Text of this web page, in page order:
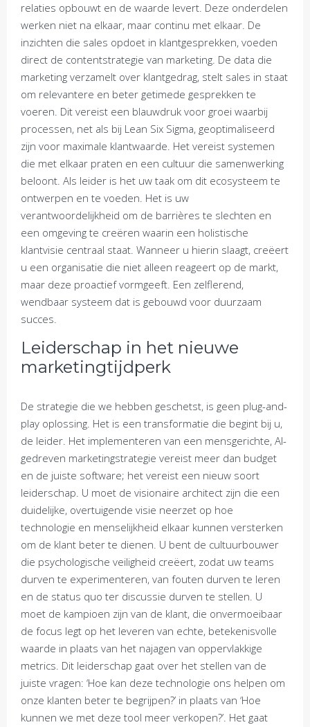
relaties opbouwt en de waarde levert. Deze onderdelen
werken niet na elkaar, maar continu met elkaar. De
inzichten die sales opdoet in klantgesprekken, voeden
direct de contentstrategie van marketing. De data die
marketing verzamelt over klantgedrag, stelt sales in staat
om relevantere en beter getimede gesprekken te
voeren. Dit vereist een blauwdruk voor groei waarbij
processen, net als bij Lean Six Sigma, geoptimaliseerd
zijn voor maximale klantwaarde. Het vereist systemen
die met elkaar praten en een cultuur die samenwerking
beloont. Als leider is het uw taak om dit ecosysteem te
ontwerpen en te voeden. Het is uw
verantwoordelijkheid om de barrières te slechten en
een omgeving te creëren waarin een holistische
klantvisie centraal staat. Wanneer u hierin slaagt, creëert
u een organisatie die niet alleen reageert op de markt,
maar deze proactief vormgeeft. Een zelflerend,
wendbaar systeem dat is gebouwd voor duurzaam
succes.
Leiderschap in het nieuwe
marketingtijdperk
De strategie die we hebben geschetst, is geen plug-and-
play oplossing. Het is een transformatie die begint bij u,
de leider. Het implementeren van een mensgerichte, AI-
gedreven marketingstrategie vereist meer dan budget
en de juiste software; het vereist een nieuw soort
leiderschap. U moet de visionaire architect zijn die een
duidelijke, overtuigende visie neerzet op hoe
technologie en menselijkheid elkaar kunnen versterken
om de klant beter te dienen. U bent de cultuurbouwer
die psychologische veiligheid creëert, zodat uw teams
durven te experimenteren, van fouten durven te leren
en de status quo ter discussie durven te stellen. U
moet de kampioen zijn van de klant, die onvermoeibaar
de focus legt op het leveren van echte, betekenisvolle
waarde in plaats van het najagen van oppervlakkige
metrics. Dit leiderschap gaat over het stellen van de
juiste vragen: ‘Hoe kan deze technologie ons helpen om
onze klanten beter te begrijpen?’ in plaats van ‘Hoe
kunnen we met deze tool meer verkopen?’. Het gaat